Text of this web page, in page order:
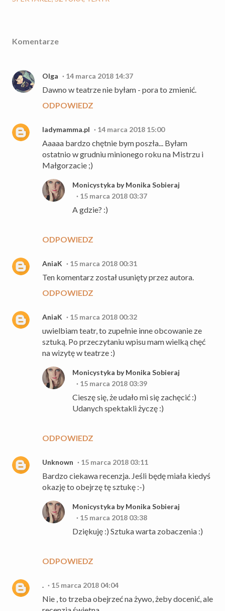
Komentarze
Olga 14 marca 2018 14:37
Dawno w teatrze nie byłam - pora to zmienić.
ODPOWIEDZ
ladymamma.pl 14 marca 2018 15:00
Aaaaa bardzo chętnie bym poszła... Byłam
ostatnio w grudniu minionego roku na Mistrzu i
Małgorzacie ;)
ODPOWIEDZ
Monicystyka by Monika Sobieraj
15 marca 2018 03:37
A gdzie? :)
AniaK 15 marca 2018 00:31
Ten komentarz został usunięty przez autora.
ODPOWIEDZ
AniaK 15 marca 2018 00:32
uwielbiam teatr, to zupełnie inne obcowanie ze
sztuką. Po przeczytaniu wpisu mam wielką chęć
na wizytę w teatrze :)
ODPOWIEDZ
Monicystyka by Monika Sobieraj
15 marca 2018 03:39
Cieszę się, że udało mi się zachęcić :)
Udanych spektakli życzę :)
Unknown 15 marca 2018 03:11
Bardzo ciekawa recenzja. Jeśli będę miała kiedyś
okazję to obejrzę tę sztukę :-)
ODPOWIEDZ
Monicystyka by Monika Sobieraj
15 marca 2018 03:38
Dziękuję :) Sztuka warta zobaczenia :)
. 15 marca 2018 04:04
Nie , to trzeba obejrzeć na żywo, żeby docenić, ale